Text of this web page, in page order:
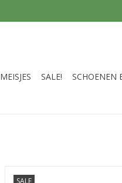
MEISJES SALE! SCHOENEN
SALE